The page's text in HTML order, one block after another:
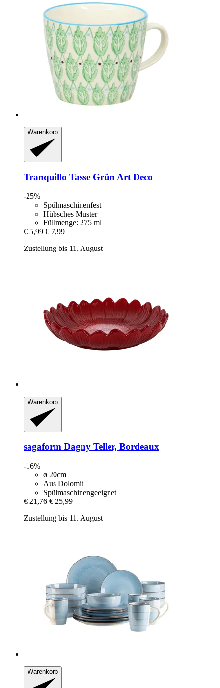
Warenkorb
Tranquillo Tasse Grün Art Deco
-25%
Spülmaschinenfest
Hübsches Muster
Füllmenge: 275 ml
€ 5,99 € 7,99
Zustellung bis 11. August
Warenkorb
sagaform Dagny Teller, Bordeaux
-16%
ø 20cm
Aus Dolomit
Spülmaschinengeeignet
€ 21,76 € 25,99
Zustellung bis 11. August
Warenkorb